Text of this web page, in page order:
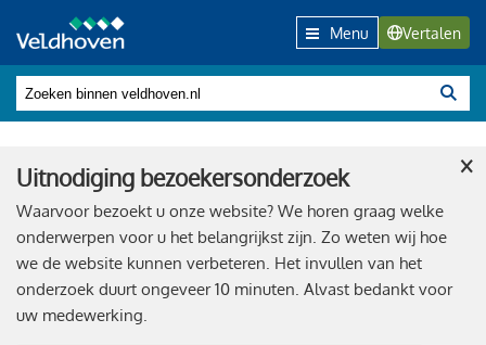
Menu Vertalen
Uitnodiging bezoekersonderzoek
Waarvoor bezoekt u onze website? We horen graag welke
onderwerpen voor u het belangrijkst zijn. Zo weten wij hoe
we de website kunnen verbeteren. Het invullen van het
onderzoek duurt ongeveer 10 minuten. Alvast bedankt voor
uw medewerking.
×